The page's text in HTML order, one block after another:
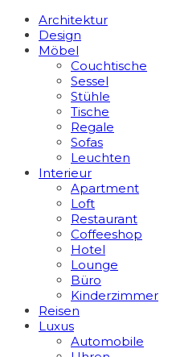
Architektur
Design
Möbel
Couchtische
Sessel
Stühle
Tische
Regale
Sofas
Leuchten
Interieur
Apart­ment
Loft
Restaurant
Coffeeshop
Hotel
Lounge
Büro
Kinderzimmer
Reisen
Luxus
Automobile